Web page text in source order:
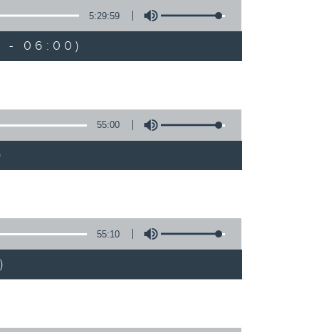
5:29:59
- 06:00)
55:00
55:10